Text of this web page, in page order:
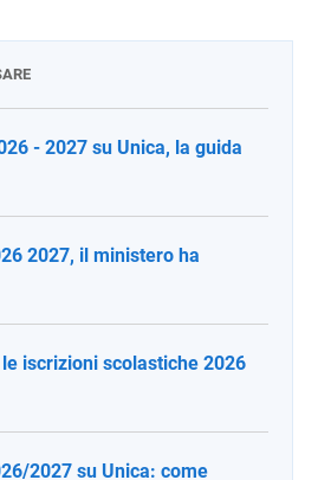
- 2027 su Unica, la guida
2027, il ministero ha
iscrizioni scolastiche 2026
2027 su Unica: come